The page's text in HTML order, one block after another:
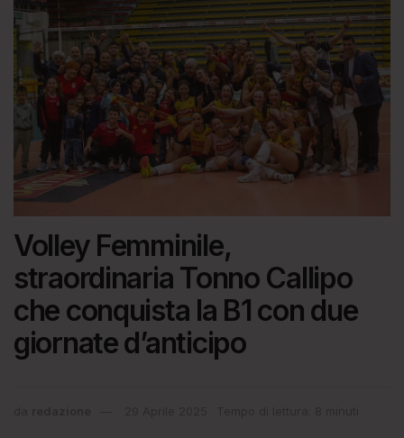
Volley Femminile,
straordinaria Tonno Callipo
che conquista la B1 con due
giornate d’anticipo